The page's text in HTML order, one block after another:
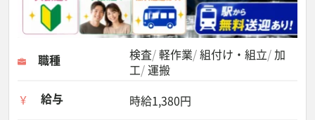
職種 検査 軽作業 組付け・組立 加
工 運搬
給与
時給1,380円